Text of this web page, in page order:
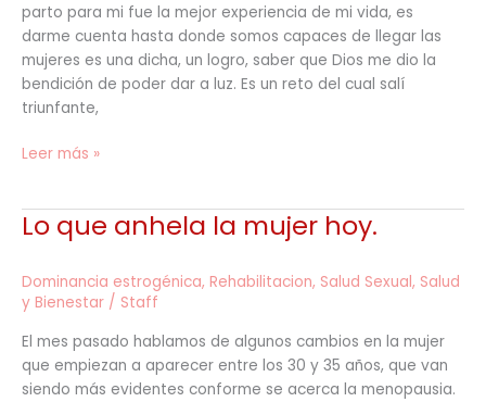
parto para mi fue la mejor experiencia de mi vida, es
darme cuenta hasta donde somos capaces de llegar las
mujeres es una dicha, un logro, saber que Dios me dio la
bendición de poder dar a luz. Es un reto del cual salí
triunfante,
Leer más »
Lo que anhela la mujer hoy.
Dominancia estrogénica, Rehabilitacion, Salud Sexual, Salud
y Bienestar / Staff
El mes pasado hablamos de algunos cambios en la mujer
que empiezan a aparecer entre los 30 y 35 años, que van
siendo más evidentes conforme se acerca la menopausia.
Lo
la
mujer
hoy.